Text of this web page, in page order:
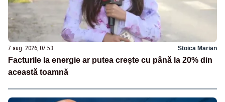
7 aug. 2026, 07:53 Stoica Marian
Facturile la energie ar putea crește cu până la 20% din
această toamnă